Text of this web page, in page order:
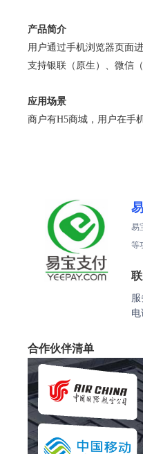
产品简介
用户通过手机浏览器页面
支持银联（原生）、微信
应用场景
商户有H5商城，用户在手
易
等
服
电
合作伙伴清单